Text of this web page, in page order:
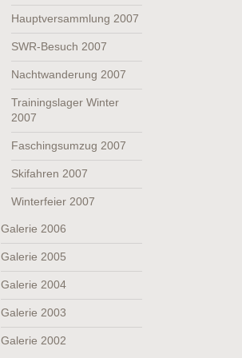
Hauptversammlung 2007
SWR-Besuch 2007
Nachtwanderung 2007
Trainingslager Winter
2007
Faschingsumzug 2007
Skifahren 2007
Winterfeier 2007
Galerie 2006
Galerie 2005
Galerie 2004
Galerie 2003
Galerie 2002